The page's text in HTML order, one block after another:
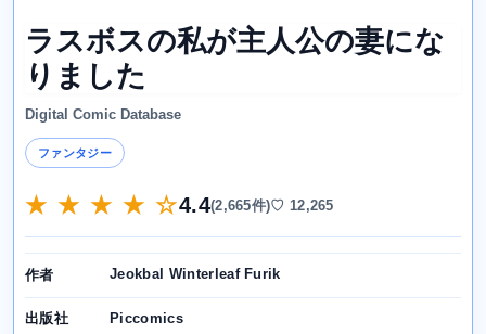
ラスボスの私が主人公の妻にな
りました
Digital Comic Database
ファンタジー
★ ★ ★ ★ ☆4.4(2,665件)♡ 12,265
作者 Jeokbal Winterleaf Furik
出版社 Piccomics